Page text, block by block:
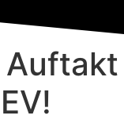
Auftakt